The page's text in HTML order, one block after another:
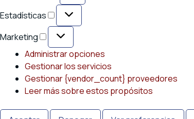
Estadísticas Estadísticas
Marketing
Marketing
Administrar opciones
Gestionar los servicios
Gestionar {vendor_count} proveedores
Leer más sobre estos propósitos